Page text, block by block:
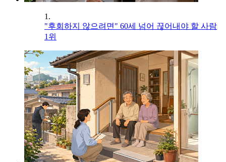
1.
"후회하지 않으려면" 60세 넘어 끊어내야 할 사람
1위